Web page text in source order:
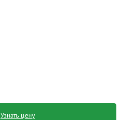
Узнать цену